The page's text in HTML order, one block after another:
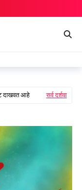
दाखवत आहे सर्व दर्शवा